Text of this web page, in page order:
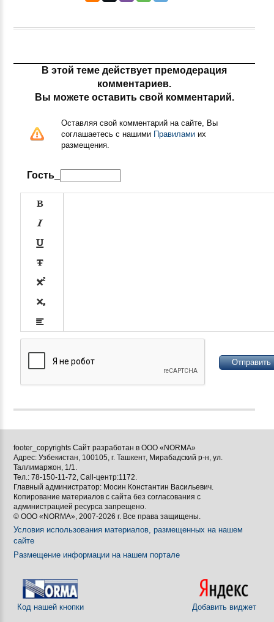
В этой теме действует премодерация
комментариев.
Вы можете оставить свой комментарий.
Оставляя свой комментарий на сайте, Вы
соглашаетесь с нашими Правилами их
размещения.
Гость_










[BBCODE]
footer_copyrights Сайт разработан в ООО «NORMA»
Адрес: Узбекистан, 100105, г. Ташкент, Мирабадский р-н, ул.
Таллимаржон, 1/1.
Тел.: 78-150-11-72, Call-центр:1172.
Главный администратор: Мосин Константин Васильевич.
Копирование материалов с сайта без согласования с
администрацией ресурса запрещено.
© ООО «NORMA», 2007-2026 г. Все права защищены.
Условия использования материалов, размещенных на нашем
сайте
Размещение информации на нашем портале
Код нашей кнопки Добавить виджет